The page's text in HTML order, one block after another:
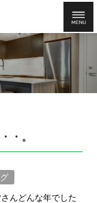
・。
んどんな年でした